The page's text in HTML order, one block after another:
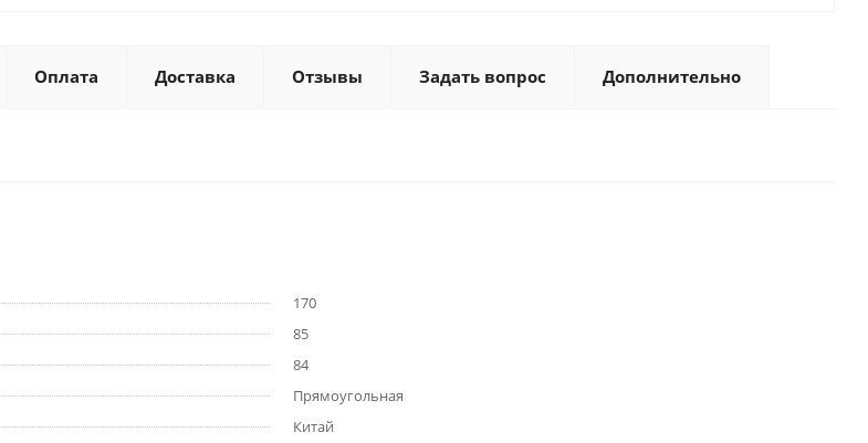
Оплата Доставка Отзывы Задать вопрос Дополнительно
170
85
84
Прямоугольная
Китай